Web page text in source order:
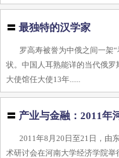
〓最独特的汉学家
罗高寿被誉为中俄之间一架
状。中国人耳熟能详的当代俄罗
大使馆任大使13年......
〓 产业与金融：2011年
2011年8月20日至21日，由
术研讨会在河南大学经济学院